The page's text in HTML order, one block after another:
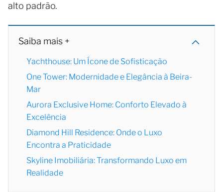
alto padrão.
Saiba mais +
Yachthouse: Um Ícone de Sofisticação
One Tower: Modernidade e Elegância à Beira-
Mar
Aurora Exclusive Home: Conforto Elevado à
Excelência
Diamond Hill Residence: Onde o Luxo
Encontra a Praticidade
Skyline Imobiliária: Transformando Luxo em
Realidade